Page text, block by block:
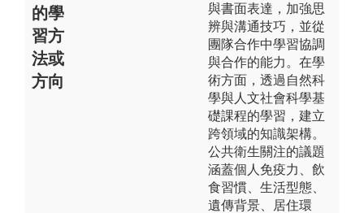
的學
習方
法或
方向
與書面表達，加強思
辨與溝通技巧，並從
團隊合作中學習協調
與合作的能力。在學
術方面，透過自然科
學與人文社會科學基
礎課程的學習，建立
跨領域的知識架構。
公共衛生關注的議題
涵蓋個人免疫力、飲
食習慣、生活型態、
遺傳背景、居住環